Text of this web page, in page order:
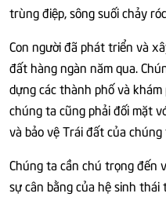
trùng điệp, sông suối chảy
Con người đã phát triển và
đất hàng ngàn năm qua.
dựng các thành phố và khám
chúng ta cũng phải đối mặt
và bảo vệ Trái đất của chúng
Chúng ta cần chú trọng đến
sự cân bằng của hệ sinh